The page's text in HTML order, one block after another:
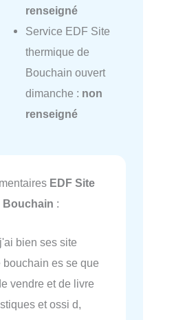
renseigné
Service EDF Site
thermique de
Bouchain ouvert
dimanche : non
renseigné
EDF Site
Bouchain :
bien ses site
bouchain es se que
vendre et de livre
et ossi d,